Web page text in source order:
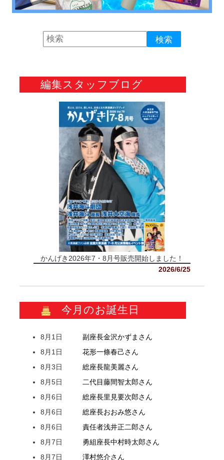
編集スタッフブログ
かんげき2026年7・8月号販売開始しました！
2026/6/25
今月のお誕生日
8月1日 副座長金沢かずま さん
8月1日
花形一條春己さん
8月3日
総座長龍美麗さん
8月5日
二代目藤間智太郎さん
8月6日
総座長里見要次郎さん
8月6日
総座長おおみ悠さん
8月6日
責任者浅井正二郎さん
8月7日
勇組座長中村時太郎さん
8月7日
澤村悠介さん